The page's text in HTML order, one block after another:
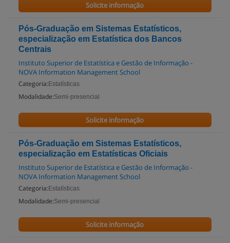
Solicite informação
Pós-Graduação em Sistemas Estatísticos,
especialização em Estatística dos Bancos
Centrais
Instituto Superior de Estatística e Gestão de Informação -
NOVA Information Management School
Categoria: Estatísticas
Modalidade:Semi-presencial
Solicite informação
Pós-Graduação em Sistemas Estatísticos,
especialização em Estatísticas Oficiais
Instituto Superior de Estatística e Gestão de Informação -
NOVA Information Management School
Categoria: Estatísticas
Modalidade:Semi-presencial
Solicite informação